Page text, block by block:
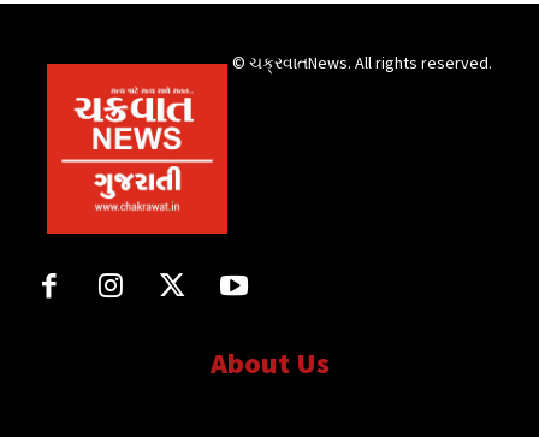
© ચક્રવાતNews. All rights reserved.
About Us